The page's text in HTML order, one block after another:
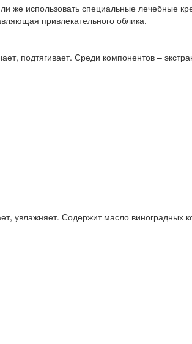
же использовать специальные лечебные
привлекательного облика.
подтягивает. Среди компонентов –
увлажняет. Содержит масло виноградных